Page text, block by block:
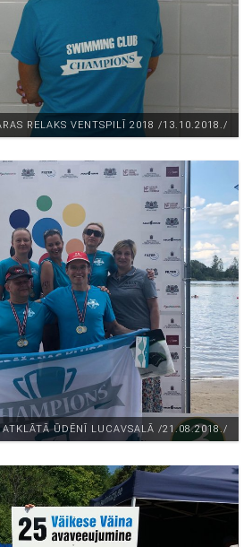
RELAKS VENTSPILĪ 2018 /13.10.2018./
ATKLĀTĀ ŪDĒNĪ LUCAVSALĀ /21.08.2018./